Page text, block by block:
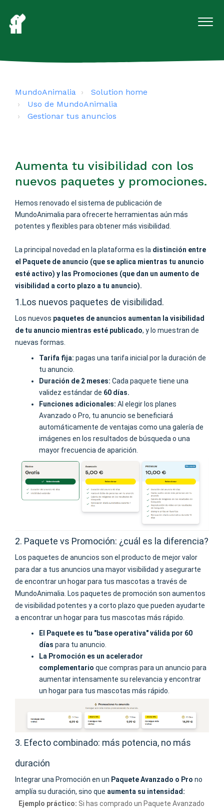
MundoAnimalia
Solution home
Uso de MundoAnimalia
Gestionar tus anuncios
Aumenta tu visibilidad con los
nuevos paquetes y promociones.
Hemos renovado el sistema de publicación de
MundoAnimalia para ofrecerte herramientas aún más
potentes y flexibles para obtener más visibilidad.
La principal novedad en la plataforma es la distinción entre
el Paquete de anuncio (que se aplica mientras tu anuncio
esté activo) y las Promociones (que dan un aumento de
visibilidad a corto plazo a tu anuncio).
1.Los nuevos paquetes de visibilidad.
Los nuevos paquetes de anuncios aumentan la visibilidad
de tu anuncio mientras esté publicado, y lo muestran de
nuevas formas.
Tarifa fija: pagas una tarifa inicial por la duración de
tu anuncio.
Duración de 2 meses: Cada paquete tiene una
validez estándar de 60 días.
Funciones adicionales: Al elegir los planes
Avanzado o Pro, tu anuncio se beneficiará
automáticamente de ventajas como una galería de
imágenes en los resultados de búsqueda o una
mayor frecuencia de aparición.
2. Paquete vs Promoción: ¿cuál es la diferencia?
Los paquetes de anuncios son el producto de mejor valor
para dar a tus anuncios una mayor visibilidad y asegurarte
de encontrar un hogar para tus mascotas a través de
MundoAnimalia. Los paquetes de promoción son aumentos
de visibilidad potentes y a corto plazo que pueden ayudarte
a encontrar un hogar para tus mascotas más rápido.
El Paquete es tu "base operativa" válida por 60
días para tu anuncio.
La Promoción es un acelerador
complementario que compras para un anuncio para
aumentar intensamente su relevancia y encontrar
un hogar para tus mascotas más rápido.
3. Efecto combinado: más potencia, no más
duración
Integrar una Promoción en un Paquete Avanzado o Pro no
amplía su duración, sino que aumenta su intensidad:
Ejemplo práctico: Si has comprado un Paquete Avanzado